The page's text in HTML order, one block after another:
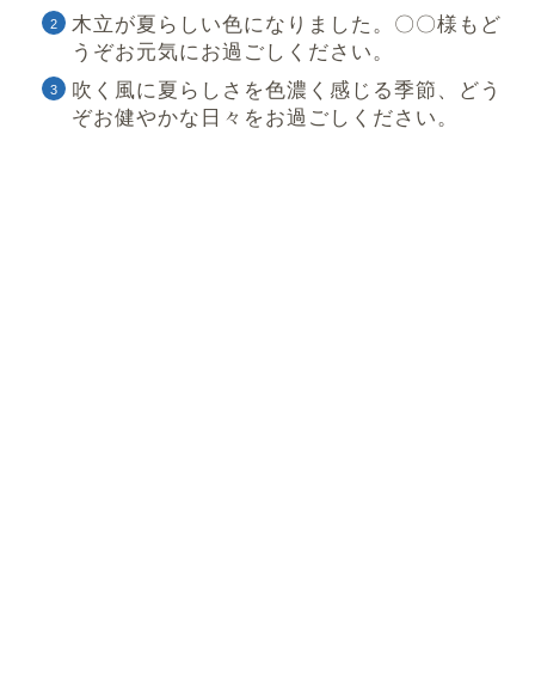
木立が夏らしい色になりました。〇〇様もど
うぞお元気にお過ごしください。
吹く風に夏らしさを色濃く感じる季節、どう
ぞお健やかな日々をお過ごしください。